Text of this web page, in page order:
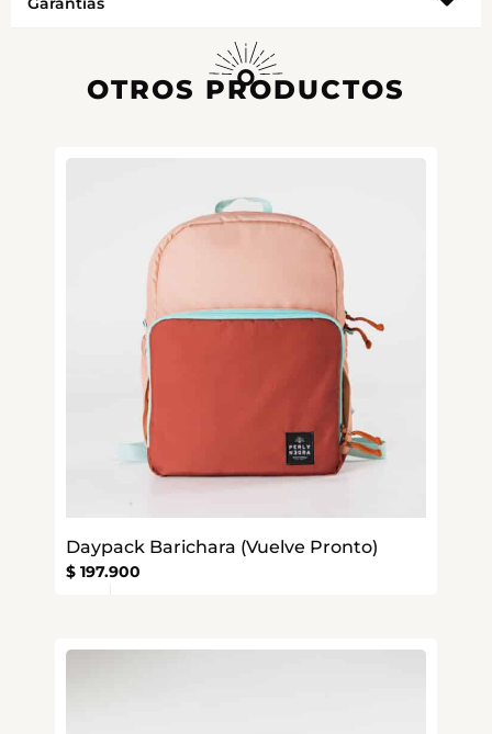
OTROS PRODUCTOS
Daypack Barichara (Vuelve Pronto)
$ 197.900